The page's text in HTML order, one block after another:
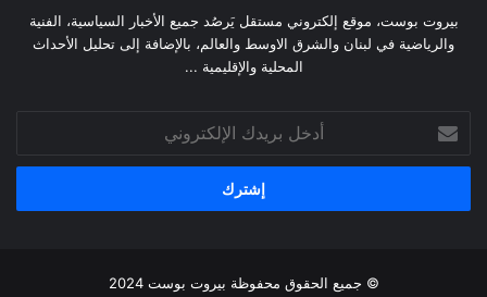
بيروت بوست، موقع إلكتروني مستقل يَرصُد جميع الأخبار السياسية، الفنية
والرياضية في لبنان والشرق الاوسط والعالم، بالإضافة إلى تحليل الأحداث
المحلية والإقليمية ...
بريدك
الإلكتروني
© جميع الحقوق محفوظة بيروت بوست 2024